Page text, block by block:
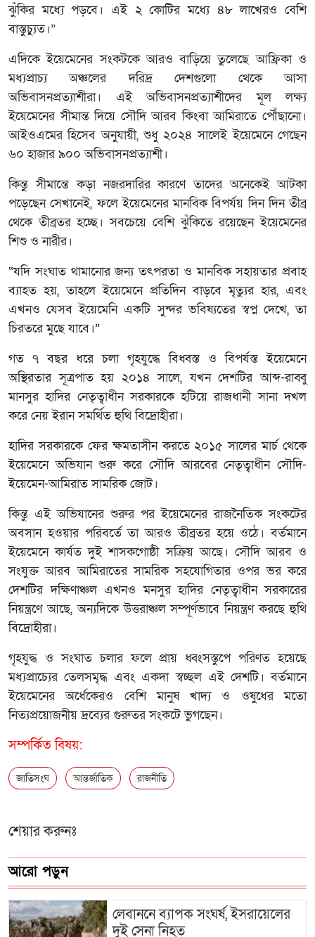
ঝুঁকির মধ্যে পড়বে। এই ২ কোটির মধ্যে ৪৮ লাখেরও বেশি
বাস্তুচ্যুত।”
এদিকে ইয়েমেনের সংকটকে আরও বাড়িয়ে তুলেছে আফ্রিকা ও
মধ্যপ্রাচ্য অঞ্চলের দরিদ্র দেশগুলো থেকে আসা
অভিবাসনপ্রত্যাশীরা। এই অভিবাসনপ্রত্যাশীদের মূল লক্ষ্য
ইয়েমেনের সীমান্ত দিয়ে সৌদি আরব কিংবা আমিরাতে পৌঁছানো।
আইওএমের হিসেব অনুযায়ী, শুধু ২০২৪ সালেই ইয়েমেনে গেছেন
৬০ হাজার ৯০০ অভিবাসনপ্রত্যাশী।
কিন্তু সীমান্তে কড়া নজরদারির কারণে তাদের অনেকেই আটকা
পড়েছেন সেখানেই, ফলে ইয়েমেনের মানবিক বিপর্যয় দিন দিন তীব্র
থেকে তীব্রতর হচ্ছে। সবচেয়ে বেশি ঝুঁকিতে রয়েছেন ইয়েমেনের
শিশু ও নারীর।
“যদি সংঘাত থামানোর জন্য তৎপরতা ও মানবিক সহায়তার প্রবাহ
ব্যাহত হয়, তাহলে ইয়েমেনে প্রতিদিন বাড়বে মৃত্যুর হার, এবং
এখনও যেসব ইয়েমেনি একটি সুন্দর ভবিষ্যতের স্বপ্ন দেখে, তা
চিরতরে মুছে যাবে।”
গত ৭ বছর ধরে চলা গৃহযুদ্ধে বিধ্বস্ত ও বিপর্যস্ত ইয়েমেনে
অস্থিরতার সূত্রপাত হয় ২০১৪ সালে, যখন দেশটির আব্দ-রাব্বু
মানসুর হাদির নেতৃত্বাধীন সরকারকে হটিয়ে রাজধানী সানা দখল
করে নেয় ইরান সমর্থিত হুথি বিদ্রোহীরা।
হাদির সরকারকে ফের ক্ষমতাসীন করতে ২০১৫ সালের মার্চ থেকে
ইয়েমেনে অভিযান শুরু করে সৌদি আরবের নেতৃত্বাধীন সৌদি-
ইয়েমেন-আমিরাত সামরিক জোট।
কিন্তু এই অভিযানের শুরুর পর ইয়েমেনের রাজনৈতিক সংকটের
অবসান হওয়ার পরিবর্তে তা আরও তীব্রতর হয়ে ওঠে। বর্তমানে
ইয়েমেনে কার্যত দুই শাসকগোষ্ঠী সক্রিয় আছে। সৌদি আরব ও
সংযুক্ত আরব আমিরাতের সামরিক সহযোগিতার ওপর ভর করে
দেশটির দক্ষিণাঞ্চল এখনও মনসুর হাদির নেতৃত্বাধীন সরকারের
নিয়ন্ত্রণে আছে, অন্যদিকে উত্তরাঞ্চল সম্পূর্ণভাবে নিয়ন্ত্রণ করছে হুথি
বিদ্রোহীরা।
গৃহযুদ্ধ ও সংঘাত চলার ফলে প্রায় ধ্বংসস্তুপে পরিণত হয়েছে
মধ্যপ্রাচ্যের তেলসমৃদ্ধ এবং একদা স্বচ্ছল এই দেশটি। বর্তমানে
ইয়েমেনের অর্ধেকেরও বেশি মানুষ খাদ্য ও ওষুধের মতো
নিত্যপ্রয়োজনীয় দ্রব্যের গুরুতর সংকটে ভুগছেন।
সম্পর্কিত বিষয়:
জাতিসংঘ আন্তর্জাতিক রাজনীতি
শেয়ার করুনঃ
আরো পড়ুন
লেবাননে ব্যাপক সংঘর্ষ, ইসরায়েলের
দুই সেনা নিহত